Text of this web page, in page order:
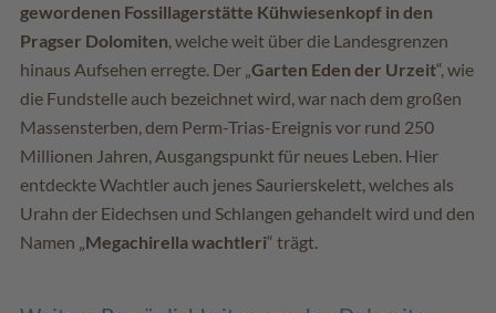
gewordenen Fossillagerstätte Kühwiesenkopf in den
Pragser Dolomiten, welche weit über die Landesgrenzen
hinaus Aufsehen erregte. Der „Garten Eden der Urzeit“, wie
die Fundstelle auch bezeichnet wird, war nach dem großen
Massensterben, dem Perm-Trias-Ereignis vor rund 250
Millionen Jahren, Ausgangspunkt für neues Leben. Hier
entdeckte Wachtler auch jenes Saurierskelett, welches als
Urahn der Eidechsen und Schlangen gehandelt wird und den
Namen „Megachirella wachtleri“ trägt.